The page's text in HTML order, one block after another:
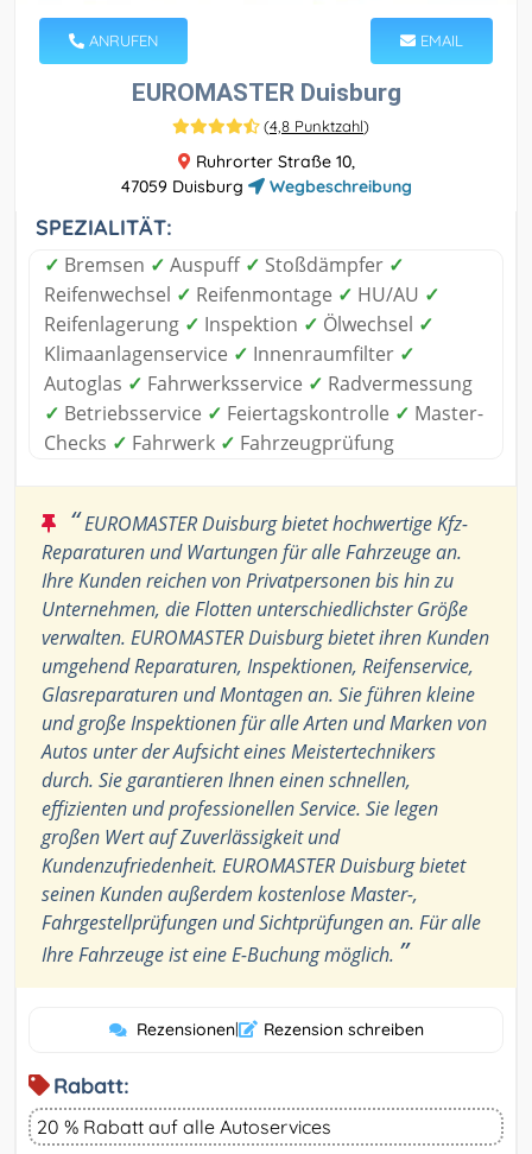
ANRUFEN EMAIL
EUROMASTER Duisburg
(4,8 Punktzahl)
Ruhrorter Straße 10,
47059 Duisburg
Wegbeschreibung
SPEZIALITÄT:
✓ Bremsen ✓ Auspuff ✓ Stoßdämpfer ✓
Reifenwechsel ✓ Reifenmontage ✓ HU/AU ✓
Reifenlagerung ✓ Inspektion ✓ Ölwechsel ✓
Klimaanlagenservice ✓ Innenraumfilter ✓
Autoglas ✓ Fahrwerksservice ✓ Radvermessung
✓ Betriebsservice ✓ Feiertagskontrolle ✓ Master-
Checks ✓ Fahrwerk ✓ Fahrzeugprüfung
“EUROMASTER Duisburg bietet hochwertige Kfz-
Reparaturen und Wartungen für alle Fahrzeuge an.
Ihre Kunden reichen von Privatpersonen bis hin zu
Unternehmen, die Flotten unterschiedlichster Größe
verwalten. EUROMASTER Duisburg bietet ihren Kunden
umgehend Reparaturen, Inspektionen, Reifenservice,
Glasreparaturen und Montagen an. Sie führen kleine
und große Inspektionen für alle Arten und Marken von
Autos unter der Aufsicht eines Meistertechnikers
durch. Sie garantieren Ihnen einen schnellen,
effizienten und professionellen Service. Sie legen
großen Wert auf Zuverlässigkeit und
Kundenzufriedenheit. EUROMASTER Duisburg bietet
seinen Kunden außerdem kostenlose Master-,
Fahrgestellprüfungen und Sichtprüfungen an. Für alle
Ihre Fahrzeuge ist eine E-Buchung möglich. ”
Rezensionen| Rezension schreiben
Rabatt:
20 % Rabatt auf alle Autoservices